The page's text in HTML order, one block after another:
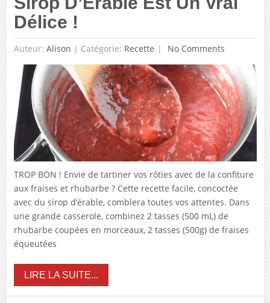
Délice !
Auteur: Alison | Catégorie: Recette No Comments
TROP BON ! Envie de tartiner vos rôties avec de la confiture
aux fraises et rhubarbe ? Cette recette facile, concoctée
avec du sirop d’érable, comblera toutes vos attentes. Dans
une grande casserole, combinez 2 tasses (500 mL) de
rhubarbe coupées en morceaux, 2 tasses (500g) de fraises
équeutées
LIRE LA SUITE...